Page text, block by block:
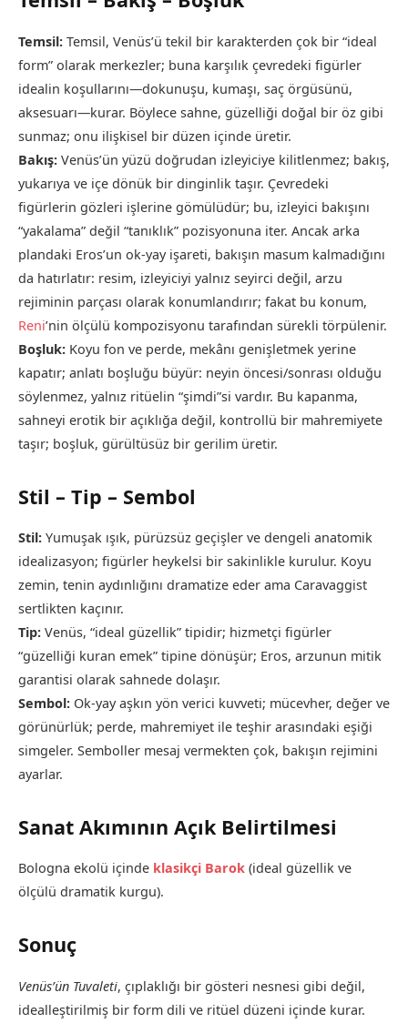
Temsil: Temsil, Venüs’ü tekil bir karakterden çok bir “ideal
form” olarak merkezler; buna karşılık çevredeki figürler
idealin koşullarını—dokunuşu, kumaşı, saç örgüsünü,
aksesuarı—kurar. Böylece sahne, güzelliği doğal bir öz gibi
sunmaz; onu ilişkisel bir düzen içinde üretir.
Bakış: Venüs’ün yüzü doğrudan izleyiciye kilitlenmez; bakış,
yukarıya ve içe dönük bir dinginlik taşır. Çevredeki
figürlerin gözleri işlerine gömülüdür; bu, izleyici bakışını
“yakalama” değil “tanıklık” pozisyonuna iter. Ancak arka
plandaki Eros’un ok-yay işareti, bakışın masum kalmadığını
da hatırlatır: resim, izleyiciyi yalnız seyirci değil, arzu
rejiminin parçası olarak konumlandırır; fakat bu konum,
Reni’nin ölçülü kompozisyonu tarafından sürekli törpülenir.
Boşluk: Koyu fon ve perde, mekânı genişletmek yerine
kapatır; anlatı boşluğu büyür: neyin öncesi/sonrası olduğu
söylenmez, yalnız ritüelin “şimdi”si vardır. Bu kapanma,
sahneyi erotik bir açıklığa değil, kontrollü bir mahremiyete
taşır; boşluk, gürültüsüz bir gerilim üretir.
Stil – Tip – Sembol
Stil: Yumuşak ışık, pürüzsüz geçişler ve dengeli anatomik
idealizasyon; figürler heykelsi bir sakinlikle kurulur. Koyu
zemin, tenin aydınlığını dramatize eder ama Caravaggist
sertlikten kaçınır.
Tip: Venüs, “ideal güzellik” tipidir; hizmetçi figürler
“güzelliği kuran emek” tipine dönüşür; Eros, arzunun mitik
garantisi olarak sahnede dolaşır.
Sembol: Ok-yay aşkın yön verici kuvveti; mücevher, değer ve
görünürlük; perde, mahremiyet ile teşhir arasındaki eşiği
simgeler. Semboller mesaj vermekten çok, bakışın rejimini
ayarlar.
Sanat Akımının Açık Belirtilmesi
Bologna ekolü içinde klasikçi Barok (ideal güzellik ve
ölçülü dramatik kurgu).
Sonuç
Venüs’ün Tuvaleti, çıplaklığı bir gösteri nesnesi gibi değil,
idealleştirilmiş bir form dili ve ritüel düzeni içinde kurar.